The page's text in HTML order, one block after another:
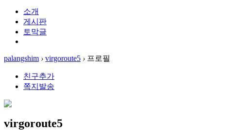
소개
게시판
토막글
palangshim › virgoroute5 › 프로필
친구추가
쪽지발송
virgoroute5